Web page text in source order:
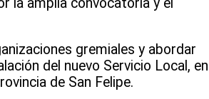
gremiales y abordar
del nuevo Servicio Local, en
de San Felipe.